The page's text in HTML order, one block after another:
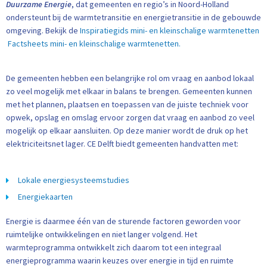
Duurzame Energie, dat gemeenten en regio’s in Noord-Holland
ondersteunt bij de warmtetransitie en energietransitie in de gebouwde
omgeving. Bekijk de Inspiratiegids mini- en kleinschalige warmtenetten
Factsheets mini- en kleinschalige warmtenetten.
De gemeenten hebben een belangrijke rol om vraag en aanbod lokaal
zo veel mogelijk met elkaar in balans te brengen. Gemeenten kunnen
met het plannen, plaatsen en toepassen van de juiste techniek voor
opwek, opslag en omslag ervoor zorgen dat vraag en aanbod zo veel
mogelijk op elkaar aansluiten. Op deze manier wordt de druk op het
elektriciteitsnet lager. CE Delft biedt gemeenten handvatten met:
Lokale energiesysteemstudies
Energiekaarten
Energie is daarmee één van de sturende factoren geworden voor
ruimtelijke ontwikkelingen en niet langer volgend. Het
warmteprogramma ontwikkelt zich daarom tot een integraal
energieprogramma waarin keuzes over energie in tijd en ruimte